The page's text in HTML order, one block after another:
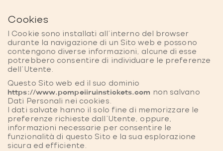
Cookies
I Cookie sono installati all'interno del browser
durante la navigazione di un Sito web e possono
contengono diverse informazioni, alcune di esse
potrebbero consentire di individuare le preferenze
dell’Utente.
Questo Sito web ed il suo dominio
https://www.pompeiiruinstickets.com non salvano
Dati Personali nei cookies.
I dati salvate hanno il solo fine di memorizzare le
preferenze richieste dall’Utente, oppure,
informazioni necessarie per consentire le
funzionalità di questo Sito e la sua esplorazione
sicura ed efficiente.